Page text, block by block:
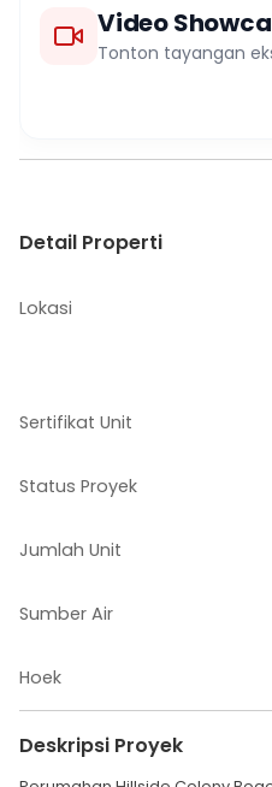
Video
Tonton tayangan
Detail Properti
Lokasi
Sertifikat Unit
Status Proyek
Jumlah Unit
Sumber Air
Hoek
Deskripsi Proyek